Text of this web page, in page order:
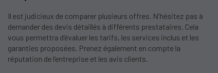
Il est judicieux de comparer plusieurs offres. N'hésitez pas à
demander des devis détaillés à différents prestataires. Cela
vous permettra d’évaluer les tarifs, les services inclus et les
garanties proposées. Prenez également en compte la
réputation de l’entreprise et les avis clients.